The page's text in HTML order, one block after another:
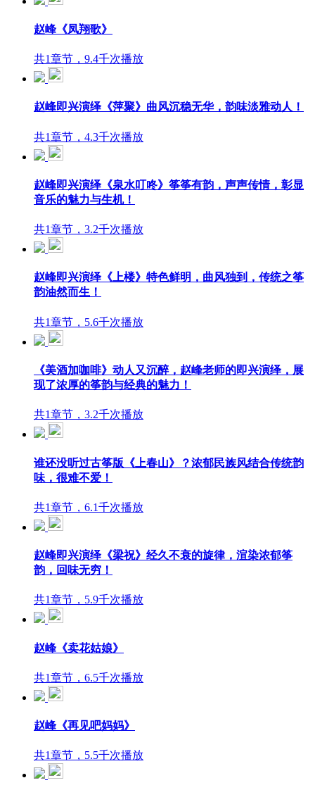
赵峰《凤翔歌》
共1章节，9.4千次播放
赵峰即兴演绎《萍聚》曲风沉稳无华，韵味淡雅动人！
共1章节，4.3千次播放
赵峰即兴演绎《泉水叮咚》筝筝有韵，声声传情，彰显
音乐的魅力与生机！
共1章节，3.2千次播放
赵峰即兴演绎《上楼》特色鲜明，曲风独到，传统之筝
韵油然而生！
共1章节，5.6千次播放
《美酒加咖啡》动人又沉醉，赵峰老师的即兴演绎，展
现了浓厚的筝韵与经典的魅力！
共1章节，3.2千次播放
谁还没听过古筝版《上春山》？浓郁民族风结合传统韵
味，很难不爱！
共1章节，6.1千次播放
赵峰即兴演绎《梁祝》经久不衰的旋律，渲染浓郁筝
韵，回味无穷！
共1章节，5.9千次播放
赵峰《卖花姑娘》
共1章节，6.5千次播放
赵峰《再见吧妈妈》
共1章节，5.5千次播放